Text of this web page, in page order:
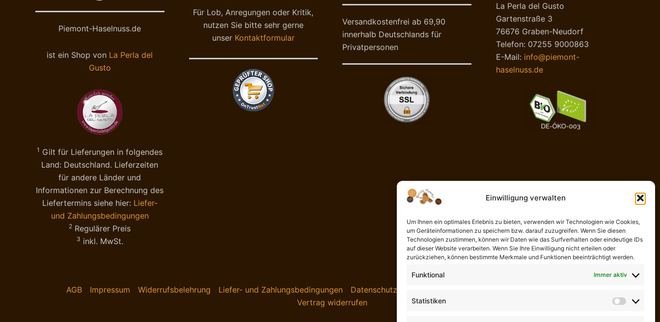
Einwilligung verwalten
Um Ihnen ein optimales Erlebnis zu bieten, verwenden wir Technologien wie Cookies,
um Geräteinformationen zu speichern bzw. darauf zuzugreifen. Wenn Sie diesen
Technologien zustimmen, können wir Daten wie das Surfverhalten oder eindeutige IDs
auf dieser Website verarbeiten. Wenn Sie Ihre Einwilligung nicht erteilen oder
zurückziehen, können bestimmte Merkmale und Funktionen beeinträchtigt werden.
Funktional Immer aktiv
Statistiken
Piemont-Haselnuss.de
ist ein Shop von La Perla del
Gusto
1 Gilt für Lieferungen in folgendes
Land: Deutschland. Lieferzeiten
für andere Länder und
Informationen zur Berechnung des
Liefertermins siehe hier: Liefer-
und Zahlungsbedingungen
2 Regulärer Preis
3 inkl. MwSt.
Für Lob, Anregungen oder Kritik,
nutzen Sie bitte sehr gerne
unser Kontaktformular
Versandkostenfrei ab 69,90
innerhalb Deutschlands für
Privatpersonen
La Perla del Gusto
Gartenstraße 3
76676 Graben-Neudorf
Telefon: 07255 9000863
E-Mail: info@piemont-
haselnuss.de
AGB Impressum Widerrufsbelehrung Liefer- und Zahlungsbedingungen Datenschutzerklärung
Vertrag widerrufen